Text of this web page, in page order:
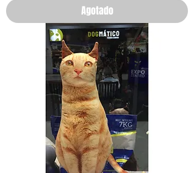
Agotado